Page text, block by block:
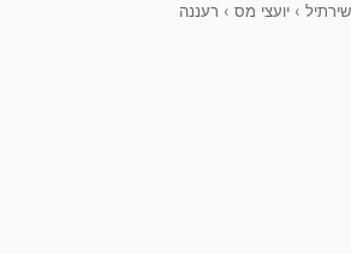
שירתיל › יועצי מס › רעננה